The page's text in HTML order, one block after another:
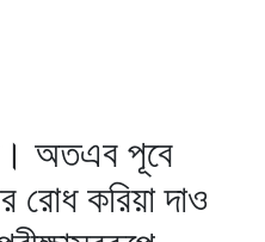
অতএব পূবে
রোধ করিয়া দাও